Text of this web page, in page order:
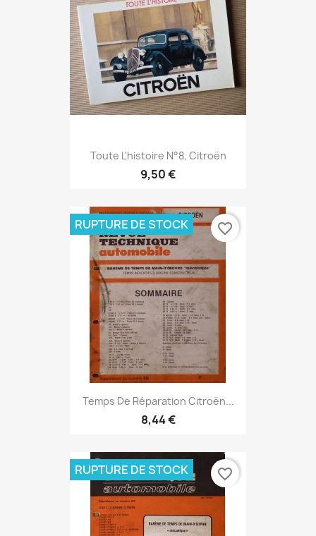
Toute L'histoire N°8, Citroën
9,50 €
Temps De Réparation Citroën...
8,44 €
RUPTURE DE STOCK favorite_border
RUPTURE DE STOCK favorite_border